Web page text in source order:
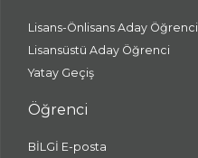
Lisans-Önlisans Aday Öğrenci
Lisansüstü Aday Öğrenci
Yatay Geçiş
Öğrenci
BİLGİ E-posta